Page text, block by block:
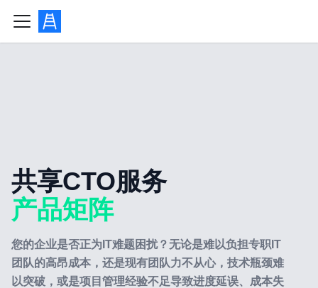
共享CTO服务
产品矩阵
您的企业是否正为IT难题困扰？无论是难以负担专职IT
团队的高昂成本，还是现有团队力不从心，技术瓶颈难
以突破，或是项目管理经验不足导致进度延误、成本失